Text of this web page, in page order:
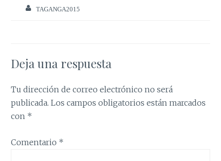
TAGANGA2015
Deja una respuesta
Tu dirección de correo electrónico no será
publicada. Los campos obligatorios están marcados
con *
Comentario *